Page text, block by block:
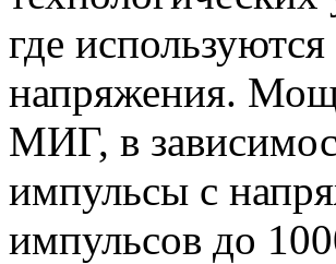
где
напряжения.
МИГ, в
импульсы c
импульсов до